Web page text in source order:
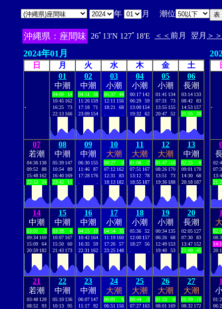
年 月 潮位
沖縄県：座間味 26ﾟ13'N 127ﾟ18'E ＜＜ 前月 翌月 ＞＞
2024年01月
日 月 火 水 木 金 土
.
01
中潮
04:09
14
10:45 162
16:25
73
22:13 166
02
中潮
04:51
28
11:26 159
17:18
71
23:09 154
03
小潮
05:37
44
12:11 156
18:21
68
04
小潮
00:17 142
06:29
59
13:00 154
19:32
62
05
小潮
01:41 134
07:31
73
13:55 155
20:47
52
06
長潮
03:14 133
08:42
83
14:53 157
21:55
39
07
若潮
04:36 138
09:52
88
15:48 162
22:53
24
08
中潮
05:39 147
10:54
89
16:40 169
23:42
11
09
中潮
06:30 155
11:46
87
17:28 176
10
大潮
00:27
0
07:12 162
12:31
83
18:13 182
11
大潮
01:08
-7
07:51 167
13:12
78
18:55 187
12
大潮
01:47 -10
08:26 170
13:51
73
19:36 188
13
中潮
02:25
-9
09:01 170
14:30
68
20:18 187
14
中潮
03:01
-3
09:34 169
15:09
64
20:59 182
15
中潮
03:38
6
10:07 167
15:50
60
21:43 173
16
中潮
04:15
19
10:42 164
16:35
59
22:31 162
17
小潮
04:54
35
11:19 160
17:26
57
23:25 148
18
小潮
05:36
52
12:00 157
18:27
56
19
小潮
00:34 135
06:26
68
12:49 153
19:40
53
20
長潮
02:05 127
07:30
83
13:47 152
21:00
45
21
若潮
03:48 128
08:52
93
22
中潮
05:10 136
10:13
95
23
中潮
06:07 147
11:17
92
24
大潮
00:01
6
06:51 156
25
大潮
00:44
-3
07:27 163
26
大潮
01:23
-9
08:01 169
27
大潮
01:59 -10
08:32 172
.